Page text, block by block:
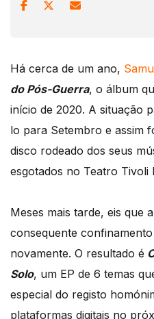
Há cerca de um ano,
do Pós-Guerra, o álbum
início de 2020. A situação
lo para Setembro e assim
disco rodeado dos seus
esgotados no Teatro Tivoli
Meses mais tarde, eis que
consequente
novamente. O resultado é
Solo, um EP de 6 temas
especial do registo
plataformas digitais no